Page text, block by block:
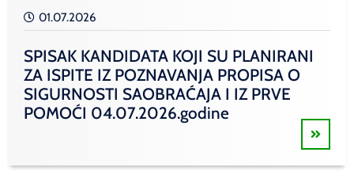
01.07.2026
SPISAK KANDIDATA KOJI SU PLANIRANI
ZA ISPITE IZ POZNAVANJA PROPISA O
SIGURNOSTI SAOBRAĆAJA I IZ PRVE
POMOĆI 04.07.2026.godine